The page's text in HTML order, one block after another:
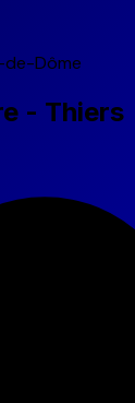
Dôme
- Thiers